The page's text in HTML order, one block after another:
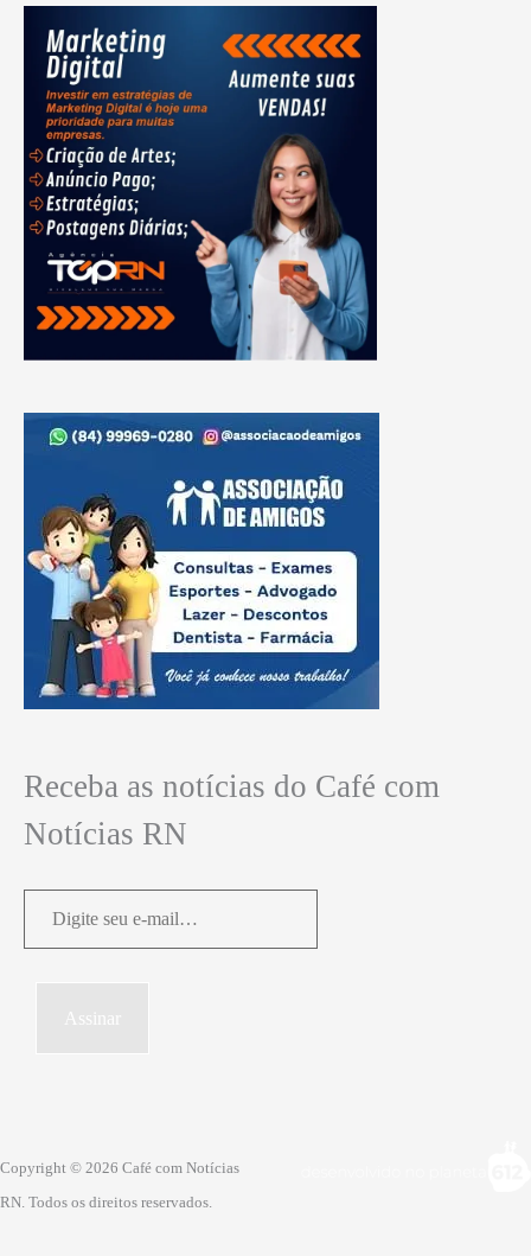
Receba as notícias do Café com
Notícias RN
mail…Assinar
Copyright © 2026 Café com Notícias
RN. Todos os direitos reservados.